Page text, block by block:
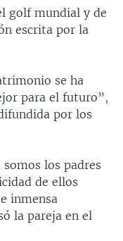
golf mundial y de
escrita por la
se ha
para el futuro”,
por los
somos los padres
de ellos
inmensa
la pareja en el